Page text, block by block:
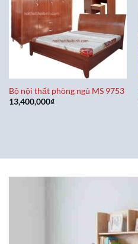
Bộ nội thất phòng ngủ MS 9753
13,400,000₫